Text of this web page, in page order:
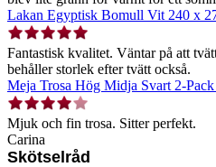
Lakan Egyptisk Bomull Vit 240 x
Fantastisk kvalitet. Väntar på att
behåller storlek efter tvätt också.
Meja Trosa Hög Midja Svart 2-
Mjuk och fin trosa. Sitter perfekt.
Carina
Skötselråd